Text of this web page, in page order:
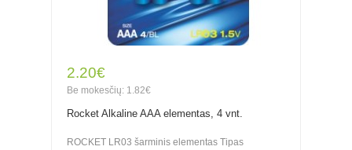
2.20€
Be mokesčių: 1.82€
Rocket Alkaline AAA elementas, 4 vnt.
ROCKET LR03 šarminis elementas Tipas